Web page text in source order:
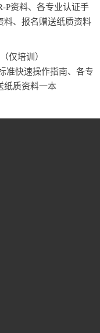
P资料、各专业认证手
料、报名赠送纸质资料
仅培训）
准快速操作指南、各专
纸质资料一本